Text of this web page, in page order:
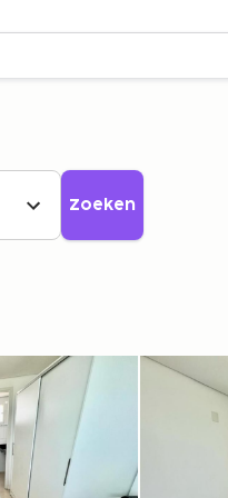
Zoeken